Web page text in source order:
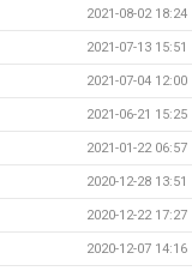
2021-08-02 18:24
2021-07-13 15:51
2021-07-04 12:00
2021-06-21 15:25
2021-01-22 06:57
2020-12-28 13:51
2020-12-22 17:27
2020-12-07 14:16